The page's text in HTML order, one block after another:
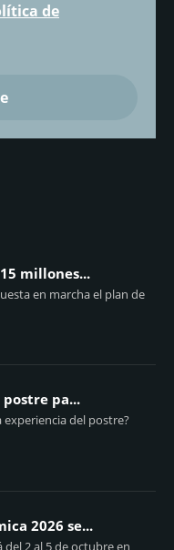
de
millones...
en marcha el plan de
pa...
experiencia del postre?
2026 se...
del 2 al 5 de octubre en